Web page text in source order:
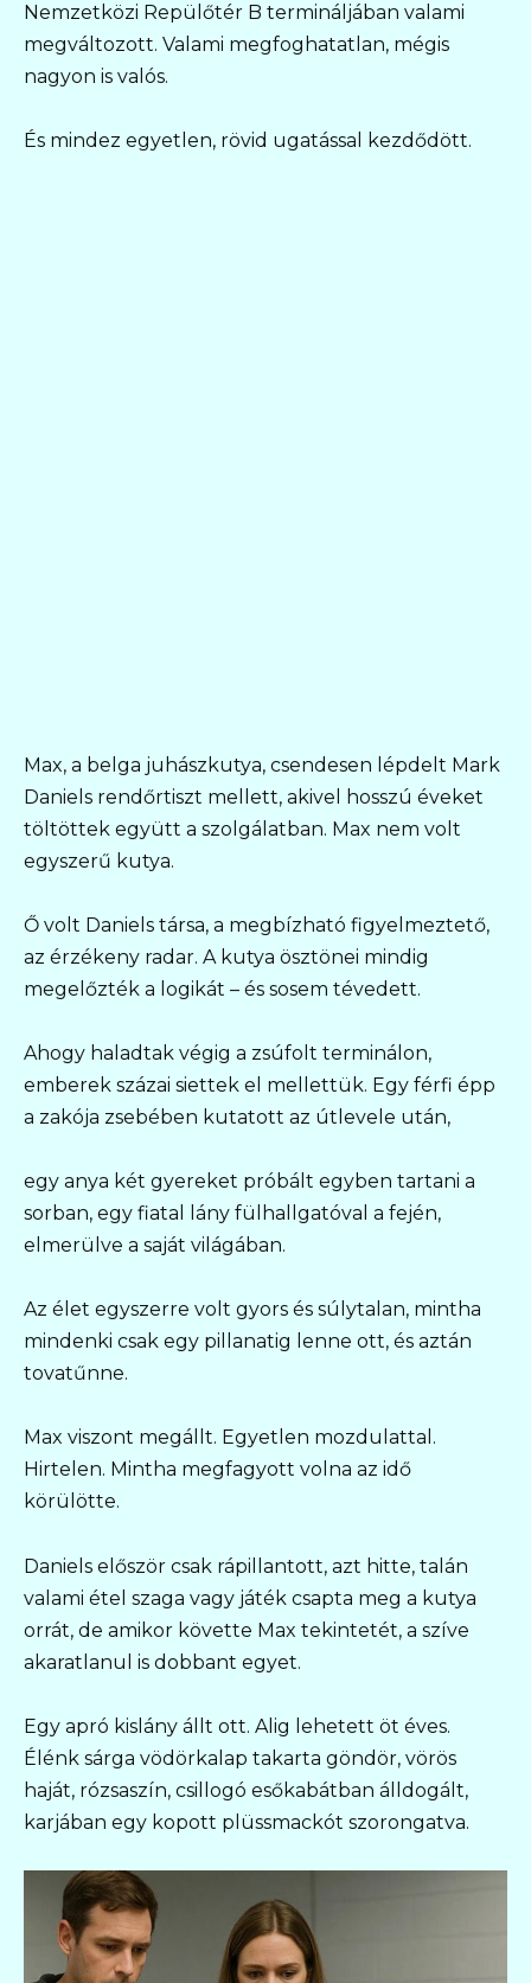
Nemzetközi Repülőtér B termináljában valami
megváltozott. Valami megfoghatatlan, mégis
nagyon is valós.
És mindez egyetlen, rövid ugatással kezdődött.
Max, a belga juhászkutya, csendesen lépdelt Mark
Daniels rendőrtiszt mellett, akivel hosszú éveket
töltöttek együtt a szolgálatban. Max nem volt
egyszerű kutya.
Ő volt Daniels társa, a megbízható figyelmeztető,
az érzékeny radar. A kutya ösztönei mindig
megelőzték a logikát – és sosem tévedett.
Ahogy haladtak végig a zsúfolt terminálon,
emberek százai siettek el mellettük. Egy férfi épp
a zakója zsebében kutatott az útlevele után,
egy anya két gyereket próbált egyben tartani a
sorban, egy fiatal lány fülhallgatóval a fején,
elmerülve a saját világában.
Az élet egyszerre volt gyors és súlytalan, mintha
mindenki csak egy pillanatig lenne ott, és aztán
tovatűnne.
Max viszont megállt. Egyetlen mozdulattal.
Hirtelen. Mintha megfagyott volna az idő
körülötte.
Daniels először csak rápillantott, azt hitte, talán
valami étel szaga vagy játék csapta meg a kutya
orrát, de amikor követte Max tekintetét, a szíve
akaratlanul is dobbant egyet.
Egy apró kislány állt ott. Alig lehetett öt éves.
Élénk sárga vödörkalap takarta göndör, vörös
haját, rózsaszín, csillogó esőkabátban álldogált,
karjában egy kopott plüssmackót szorongatva.